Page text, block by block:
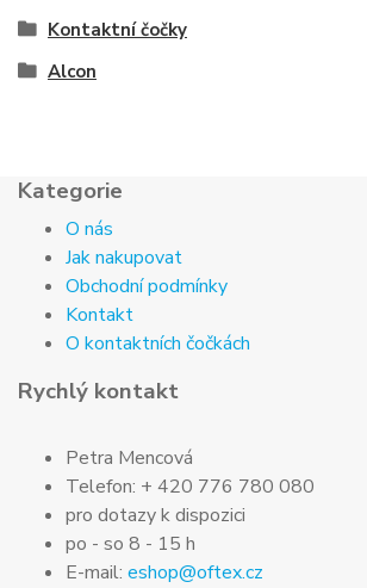
Kontaktní čočky
Alcon
Kategorie
O nás
Jak nakupovat
Obchodní podmínky
Kontakt
O kontaktních čočkách
Rychlý kontakt
Petra Mencová
Telefon: + 420 776 780 080
pro dotazy k dispozici
po - so 8 - 15 h
E-mail: eshop@oftex.cz